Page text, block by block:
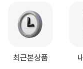
최근본상품